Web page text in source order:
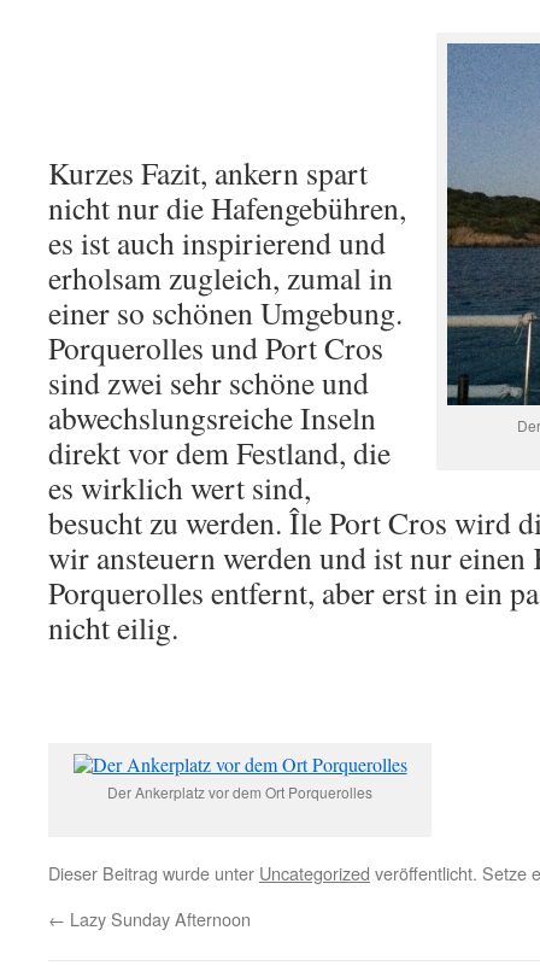
Kurzes Fazit, ankern spart
nicht nur die Hafengebühren,
es ist auch inspirierend und
erholsam zugleich, zumal in
einer so schönen Umgebung.
Porquerolles und Port Cros
sind zwei sehr schöne und
abwechslungsreiche Inseln
direkt vor dem Festland, die
es wirklich wert sind,
besucht zu werden. Île Port Cros wird
wir ansteuern werden und ist nur einen
Porquerolles entfernt, aber erst in ein
nicht eilig.
Der Ankerplatz vor dem Ort Porquerolles
Dieser Beitrag wurde unter Uncategorized veröffentlicht. Setze
← Lazy Sunday Afternoon